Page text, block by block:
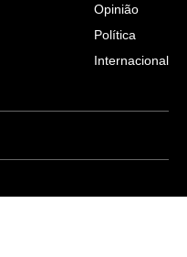
Opinião
Política
Internacional